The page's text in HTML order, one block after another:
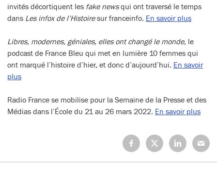
invités décortiquent les fake newsqui ont traversé le temps
dans Les infox de l’Histoiresur franceinfo. En savoir plus
Libres, modernes, géniales, elles ont changé le monde, le
podcast de France Bleu qui met en lumière 10 femmes qui
ont marqué l’histoire d’hier, et donc d’aujourd’hui. En savoir
plus
Radio France se mobilise pour la Semaine de la Presse et des
Médias dans l’École du 21 au 26 mars 2022. En savoir plus
Partagez
sur
Facebook
Partagez
sur
X
Partagez
sur
LinkedIn
sur
Mail